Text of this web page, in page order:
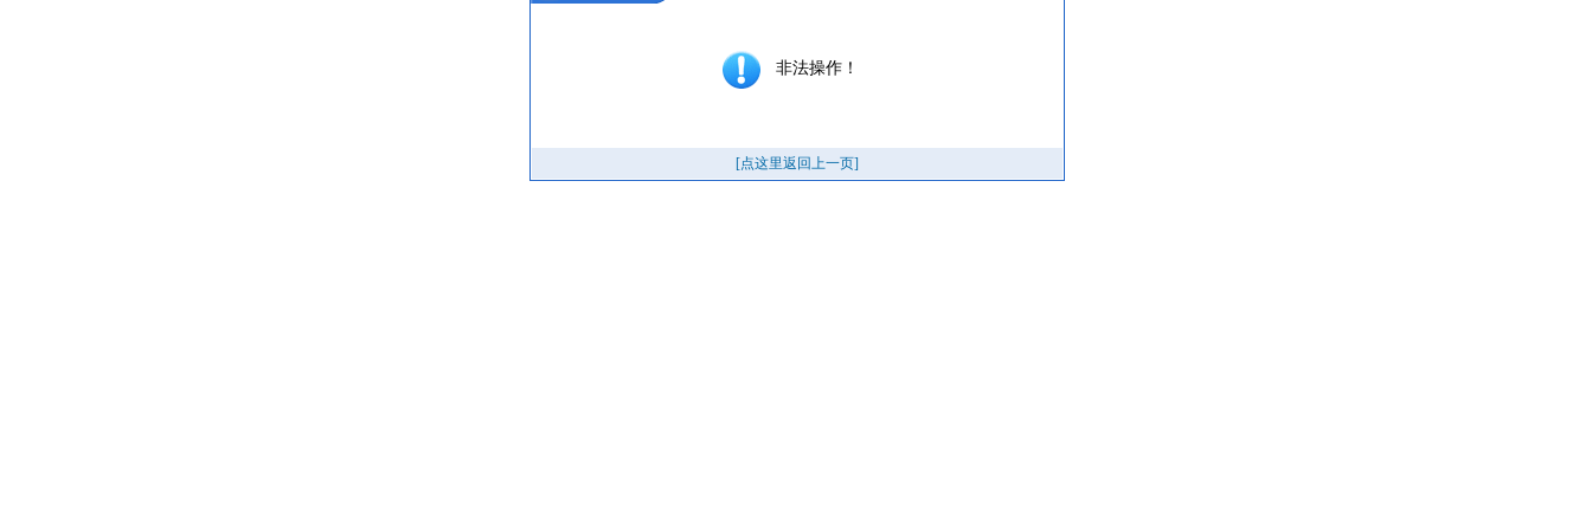
非法操作！
[点这里返回上一页]